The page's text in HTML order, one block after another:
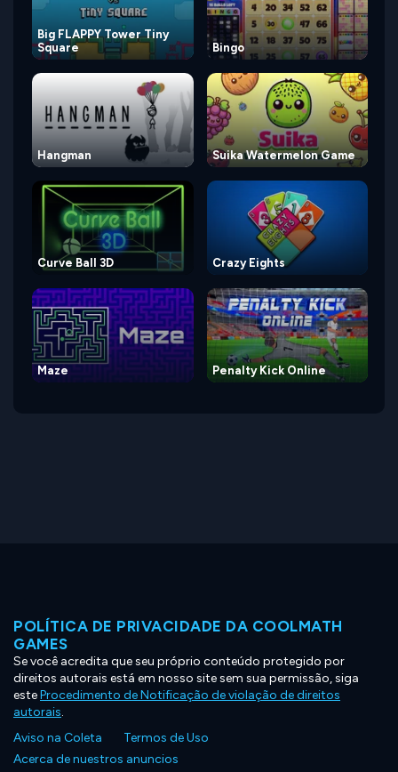
Big FLAPPY Tower Tiny
Square
Bingo
Hangman Suika Watermelon Game
Curve Ball 3D Crazy Eights
Maze Penalty Kick Online
POLÍTICA DE PRIVACIDADE DA COOLMATH
GAMES
Se você acredita que seu próprio conteúdo protegido por
direitos autorais está em nosso site sem sua permissão, siga
esteProcedimento de Notificação de violação de direitos
autorais.
Aviso na Coleta
Termos de Uso
Acerca de nuestros anuncios